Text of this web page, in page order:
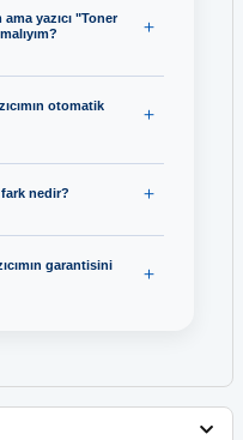
yazıcı "Toner
otomatik
fark nedir?
garantisini